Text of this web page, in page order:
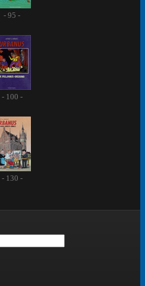
- 95 -
- 100 -
- 130 -